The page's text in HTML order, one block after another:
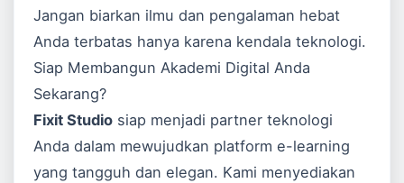
Jangan biarkan ilmu dan pengalaman hebat
Anda terbatas hanya karena kendala teknologi.
Siap Membangun Akademi Digital Anda
Sekarang?
Fixit Studio siap menjadi partner teknologi
Anda dalam mewujudkan platform e-learning
yang tangguh dan elegan. Kami menyediakan